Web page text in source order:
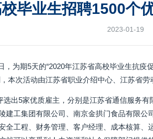
毕业生招聘1500个
2023-01-19
，为期5天的“2020年江苏省高校毕业生抗
本次活动由江苏省职业介绍中心、江苏省
出5家优质雇主，分别是江苏省通信服务
建工集团有限公司、南京金拱门食品有限
全工程、财务管理、客户经理、成本核算